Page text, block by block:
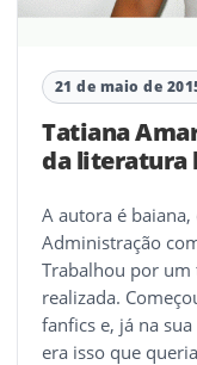
21 de maio de
Tatiana
da literatura
A autora é
Administração
Trabalhou por um
realizada.
fanfics e, já na
era isso que